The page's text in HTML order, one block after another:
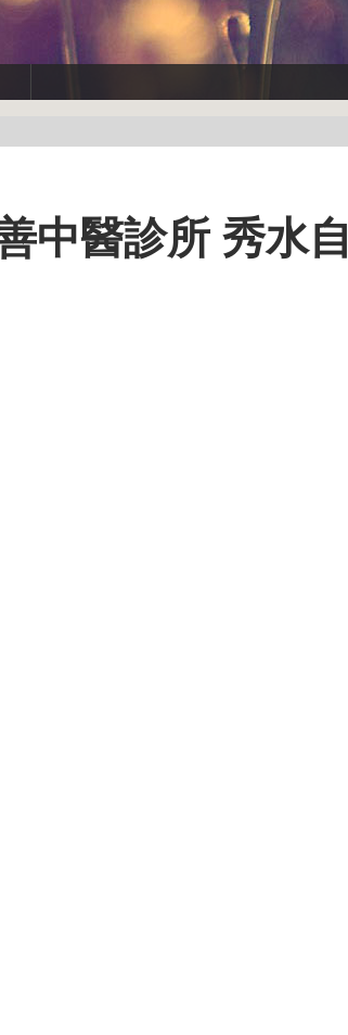
中醫診所 秀水自